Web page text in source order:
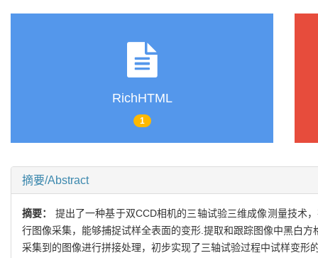
RichHTML
1
摘要/Abstract
摘要： 提出了一种基于双CCD相机的三轴试验三维成像测量技术
行图像采集，能够捕捉试样全表面的变形.提取和跟踪图像中黑白
采集到的图像进行拼接处理，初步实现了三轴试验过程中试样变